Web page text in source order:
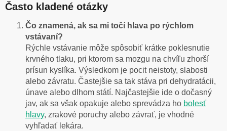
Často kladené otázky
Čo znamená, ak sa mi točí hlava po rýchlom
vstávaní?
Rýchle vstávanie môže spôsobiť krátke poklesnutie
krvného tlaku, pri ktorom sa mozgu na chvíľu zhorší
prísun kyslíka. Výsledkom je pocit neistoty, slabosti
alebo závratu. Častejšie sa tak stáva pri dehydratácii,
únave alebo dlhom státí. Najčastejšie ide o dočasný
jav, ak sa však opakuje alebo sprevádza ho bolesť
hlavy, zrakové poruchy alebo závrať, je vhodné
vyhľadať lekára.